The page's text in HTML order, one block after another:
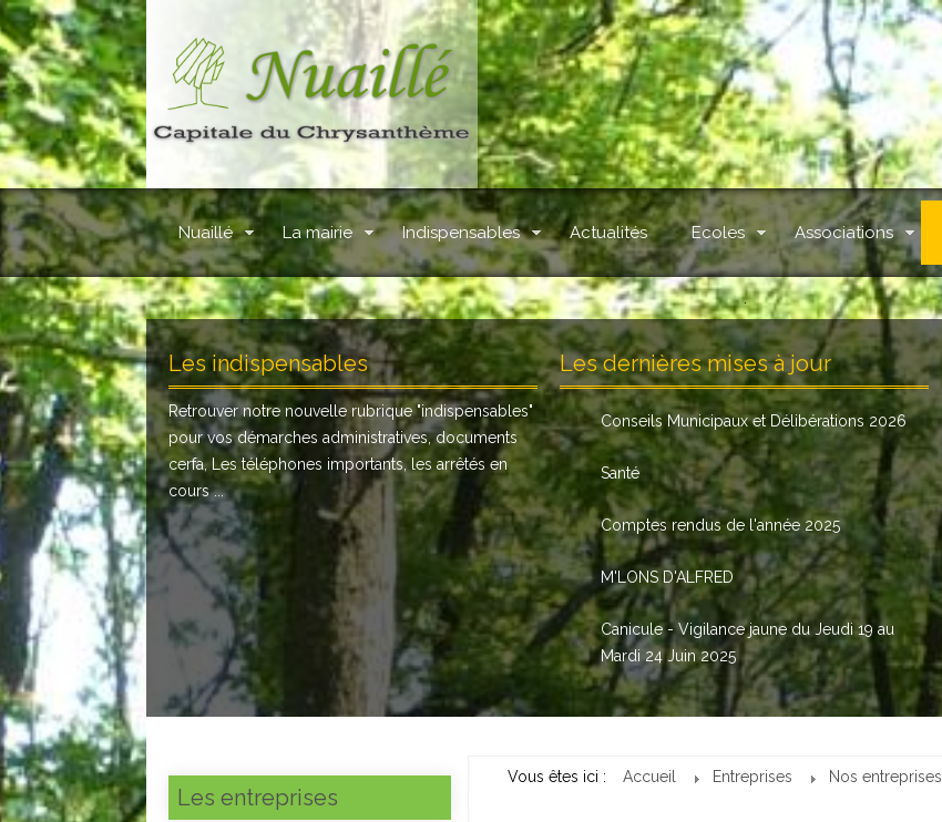
Nuaillé La mairie Indispensables Actualités Ecoles Associations
.
Les indispensables
Retrouver notre nouvelle rubrique "indispensables"
pour vos démarches administratives, documents
cerfa, Les téléphones importants, les arrêtés en
cours ...
Les dernières mises à jour
Conseils Municipaux et Délibérations 2026
Santé
Comptes rendus de l'année 2025
M'LONS D'ALFRED
Canicule - Vigilance jaune du Jeudi 19 au
Mardi 24 Juin 2025
Les entreprises
Vous êtes ici : Accueil Entreprises Nos entreprises